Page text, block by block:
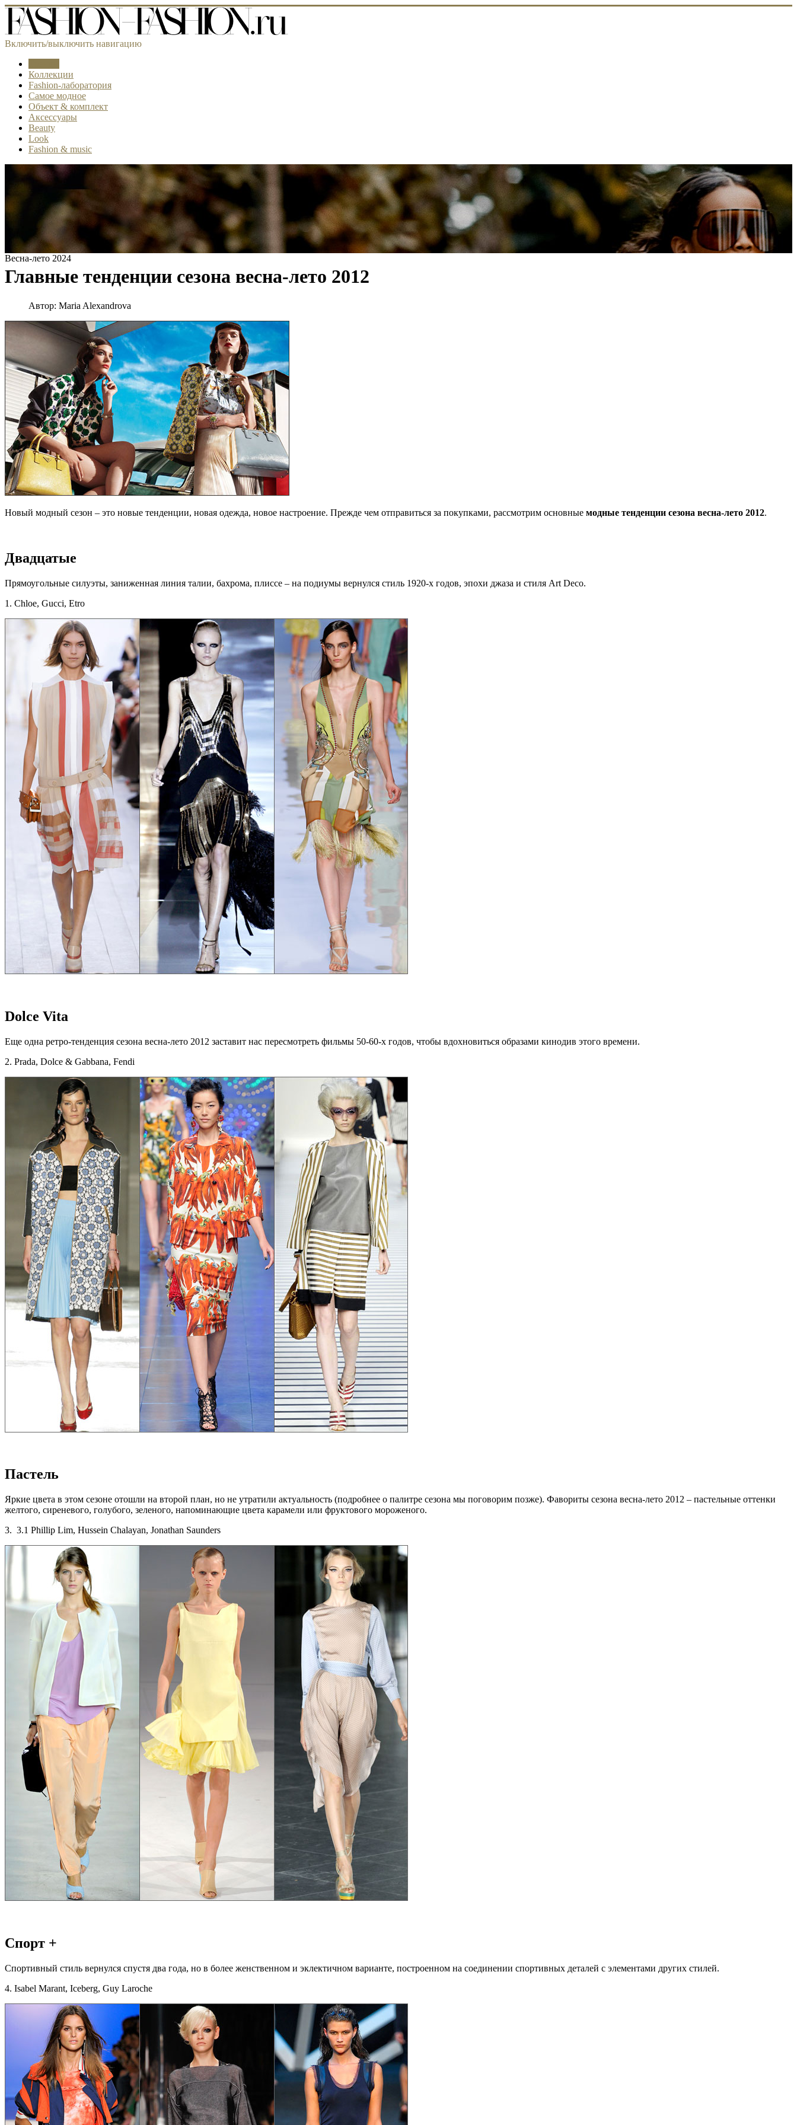
Включить/выключить навигацию
Коллекции
Fashion-лаборатория
Самое модное
Объект & комплект
Аксессуары
Beauty
Look
Fashion & music
Весна-лето 2024
Главные тенденции сезона весна-лето 2012
Автор: Maria Alexandrova
Новый модный сезон – это новые тенденции, новая одежда, новое настроение. Прежде чем отправиться за покупками, рассмотрим основные модные тенденции сезона весна-лето 2012.
Двадцатые
Прямоугольные силуэты, заниженная линия талии, бахрома, плиссе – на подиумы вернулся стиль 1920-х годов, эпохи джаза и стиля Art Deco.
1. Chloe, Gucci, Etro
Dolce Vita
Еще одна ретро-тенденция сезона весна-лето 2012 заставит нас пересмотреть фильмы 50-60-х годов, чтобы вдохновиться образами кинодив этого времени.
2. Prada, Dolce & Gabbana, Fendi
Пастель
Яркие цвета в этом сезоне отошли на второй план, но не утратили актуальность (подробнее о палитре сезона мы поговорим позже). Фавориты сезона весна-лето 2012 – пастельные оттенки
желтого, сиреневого, голубого, зеленого, напоминающие цвета карамели или фруктового мороженого.
3. 3.1 Phillip Lim, Hussein Chalayan, Jonathan Saunders
Спорт +
Спортивный стиль вернулся спустя два года, но в более женственном и эклектичном варианте, построенном на соединении спортивных деталей с элементами других стилей.
4. Isabel Marant, Iceberg, Guy Laroche